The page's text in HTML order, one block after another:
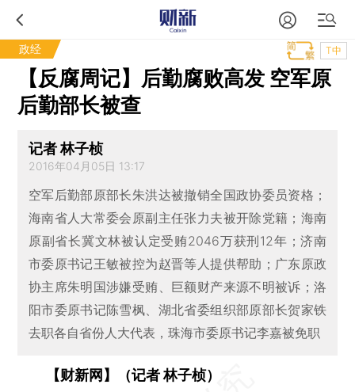
政经 T中
【反腐周记】后勤腐败高发 空军原
后勤部长被查
记者 林子桢
2016年04月05日 13:17
空军后勤部原部长朱洪达被撤销全国政协委员资格；
海南省人大常委会原副主任张力夫被开除党籍；海南
原副省长冀文林被认定受贿2046万获刑12年；济南
市委原书记王敏被控为赵晋等人提供帮助；广东原政
协主席朱明国涉嫌受贿、巨额财产来源不明被诉；洛
阳市委原书记陈雪枫、湖北省委组织部原部长贺家铁
去职各自省份人大代表，珠海市委原书记李嘉被免职
【财新网】（记者 林子桢）